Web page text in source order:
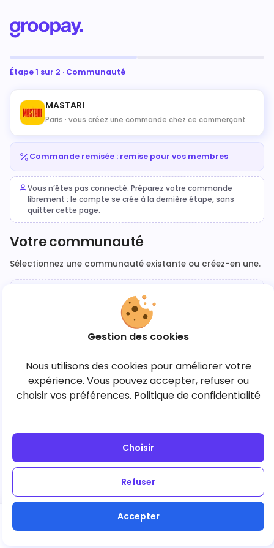
Étape 1 sur 2 · Communauté
MASTARI
Paris · vous créez une commande chez ce commerçant
Commande remisée : remise pour vos membres
Vous n’êtes pas connecté. Préparez votre commande
librement : le compte se crée à la dernière étape, sans
quitter cette page.
Votre communauté
Sélectionnez une communauté existante ou créez-en une.
Aucune communauté pour l’instant
commande.
+ Créer une communauté
Suivant
Gestion des cookies
Nous utilisons des cookies pour améliorer votre
expérience. Vous pouvez accepter, refuser ou
choisir vos préférences. Politique de confidentialité
Choisir
Refuser
Accepter